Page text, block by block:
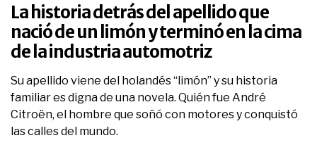
La historia detrás del apellido que
nació de un limón y terminó en la cima
de la industria automotriz
Su apellido viene del holandés “limón” y su historia
familiar es digna de una novela. Quién fue André
Citroën, el hombre que soñó con motores y conquistó
las calles del mundo.